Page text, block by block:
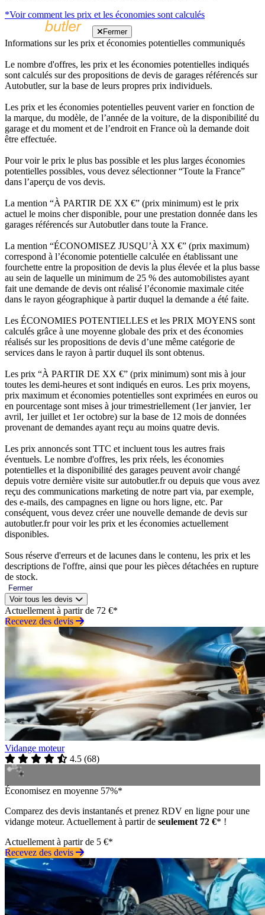
*Voir comment les prix et les économies sont calculés
Fermer
Informations sur les prix et économies potentielles communiqués
Le nombre d'offres, les prix et les économies potentielles indiqués
sont calculés sur des propositions de devis de garages référencés sur
Autobutler, sur la base de leurs propres prix individuels.
Les prix et les économies potentielles peuvent varier en fonction de
la marque, du modèle, de l’année de la voiture, de la disponibilité du
garage et du moment et de l’endroit en France où la demande doit
être effectuée.
Pour voir le prix le plus bas possible et les plus larges économies
potentielles possibles, vous devez sélectionner “Toute la France”
dans l’aperçu de vos devis.
La mention “À PARTIR DE XX €” (prix minimum) est le prix
actuel le moins cher disponible, pour une prestation donnée dans les
garages référencés sur Autobutler dans toute la France.
La mention “ÉCONOMISEZ JUSQU’À XX €” (prix maximum)
correspond à l’économie potentielle calculée en établissant une
fourchette entre la proposition de devis la plus élevée et la plus basse
au sein de laquelle un minimum de 25 % des automobilistes ayant
fait une demande de devis ont réalisé l’économie maximale citée
dans le rayon géographique à partir duquel la demande a été faite.
Les ÉCONOMIES POTENTIELLES et les PRIX MOYENS sont
calculés grâce à une moyenne globale des prix et des économies
réalisés sur les propositions de devis d’une même catégorie de
services dans le rayon à partir duquel ils sont obtenus.
Les prix “À PARTIR DE XX €” (prix minimum) sont mis à jour
toutes les demi-heures et sont indiqués en euros. Les prix moyens,
prix maximum et économies potentielles sont exprimées en euros ou
en pourcentage sont mises à jour trimestriellement (1er janvier, 1er
avril, 1er juillet et 1er octobre) sur la base de 12 mois de données
provenant de demandes ayant reçu au moins quatre devis.
Les prix annoncés sont TTC et incluent tous les autres frais
éventuels. Le nombre d'offres, les prix réels, les économies
potentielles et la disponibilité des garages peuvent avoir changé
depuis votre dernière visite sur autobutler.fr ou depuis que vous avez
reçu des communications marketing de notre part via, par exemple,
des e-mails, des campagnes en ligne ou hors ligne, etc. Par
conséquent, vous devez créer une nouvelle demande de devis sur
autobutler.fr pour voir les prix et les économies actuellement
disponibles.
Sous réserve d'erreurs et de lacunes dans le contenu, les prix et les
descriptions de l'offre, ainsi que pour les pièces détachées en rupture
de stock.
Fermer
Voir tous les devis
Actuellement à partir de 72 €*
Recevez des devis
Vidange moteur
4.5 (68)
Économisez en moyenne 57%*
Comparez des devis instantanés et prenez RDV en ligne pour une
vidange moteur. Actuellement à partir de seulement 72 €* !
Actuellement à partir de 5 €*
Recevez des devis